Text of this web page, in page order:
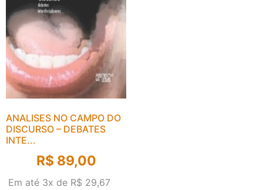
ANALISES NO CAMPO DO
DISCURSO – DEBATES
INTE...
R$ 89,00
Em até 3x de R$ 29,67